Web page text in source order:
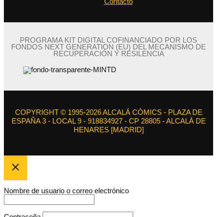
PROGRAMA KIT DIGITAL COFINANCIADO POR LOS
FONDOS NEXT GENERATION (EU) DEL MECANISMO DE
RECUPERACIÓN Y RESILENCIA
COPYRIGHT © 1995-2026 ALCALÁ CÓMICS - PLAZA DE
ESPAÑA 3 - LOCAL 9 - 918834927 - CP 28805 - ALCALÁ DE
HENARES [MADRID]
Nombre de usuario o correo electrónico